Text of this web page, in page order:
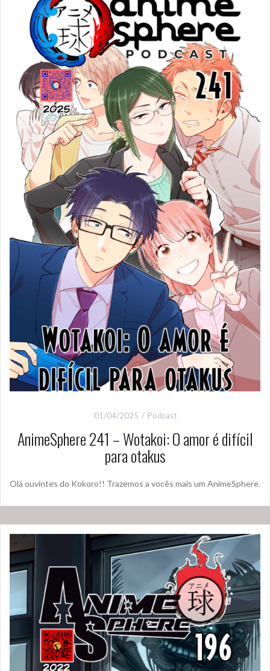
01/04/2025 Podcast
AnimeSphere 241 – Wotakoi: O amor é difícil
para otakus
Olá ouvintes do Kokoro!! Trazemos a vocês mais um AnimeSphere.